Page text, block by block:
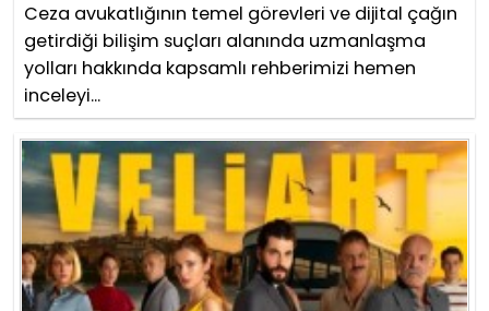
Ceza avukatlığının temel görevleri ve dijital çağın
getirdiği bilişim suçları alanında uzmanlaşma
yolları hakkında kapsamlı rehberimizi hemen
inceleyi...